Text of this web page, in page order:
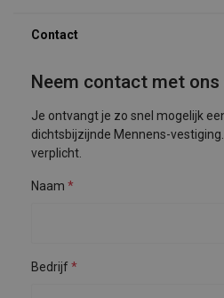
Neem contact met ons
Je ontvangt je zo snel mogelijk
dichtsbijzijnde Mennens-
verplicht.
Naam
Bedrijf